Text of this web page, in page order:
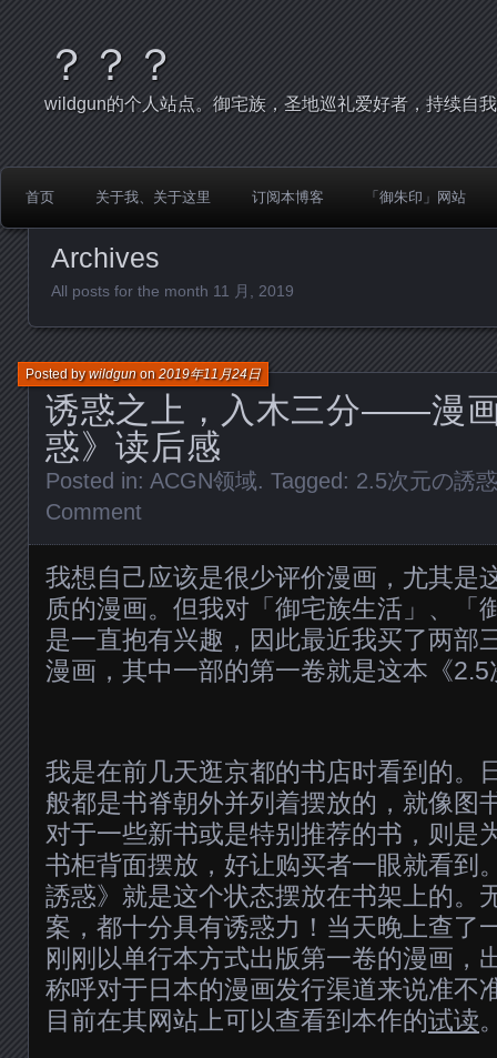
？？？
wildgun的个人站点。御宅族，圣地巡礼爱好者，持续自
首页 关于我、关于这里 订阅本博客 「御朱印」网站
Archives
All posts for the month 11 月, 2019
诱惑之上，入木三分——漫
惑》读后感
Posted bywildgunon2019年11月24日
Posted in: ACGN领域. Tagged: 2.5次元の誘惑
Comment
我想自己应该是很少评价漫画，尤其是
质的漫画。但我对「御宅族生活」、「
是一直抱有兴趣，因此最近我买了两部
漫画，其中一部的第一卷就是这本《
我是在前几天逛京都的书店时看到的。
般都是书脊朝外并列着摆放的，就像图
对于一些新书或是特别推荐的书，则是
书柜背面摆放，好让购买者一眼就看到
誘惑》就是这个状态摆放在书架上的。
案，都十分具有诱惑力！当天晚上查了
刚刚以单行本方式出版第一卷的漫画，
称呼对于日本的漫画发行渠道来说准不
目前在其网站上可以查看到本作的试读